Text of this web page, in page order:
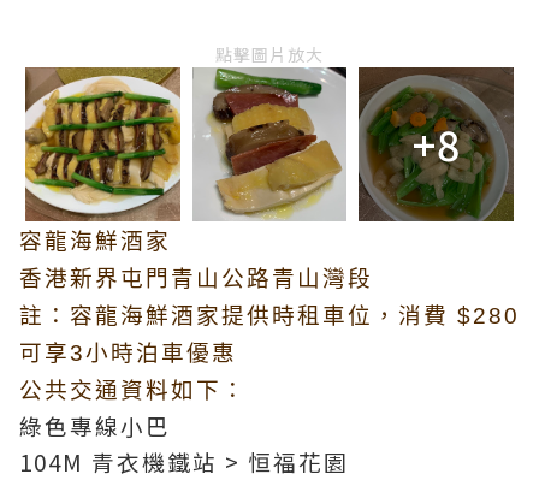
點擊圖片放大
+8
容龍海鮮酒家
香港新界屯門青山公路青山灣段
註：容龍海鮮酒家提供時租車位，消費 $280
可享3小時泊車優惠
公共交通資料如下：
綠色專線小巴
104M 青衣機鐵站 > 恒福花園